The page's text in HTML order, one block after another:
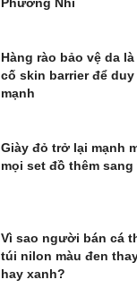
Phương Nhi
Hàng rào bảo vệ da
cố skin barrier để
mạnh
Giày đỏ trở lại mạnh
mọi set đồ thêm
Vì sao người bán cá
túi nilon màu đen
hay xanh?